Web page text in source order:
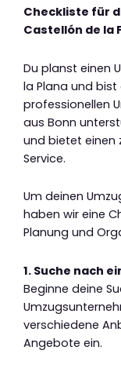
Checkliste für
Castellón de la
Du planst einen
la Plana und
professionellen
aus Bonn
und bietet einen
Service.
Um deinen
haben wir eine
Planung und
1. Suche nach
Beginne deine
verschiedene
Angebote ein.